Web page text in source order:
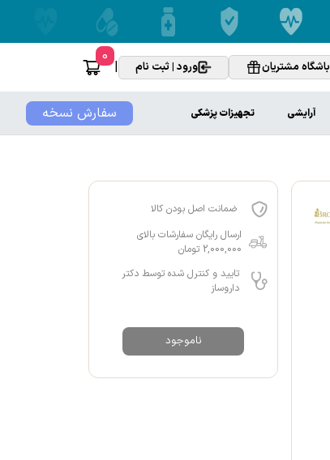
باشگاه مشتریان ورود | ثبت نام |
0
سفارش نسخه آرایشی تجهیزات پزشکی
ضمانت اصل بودن کالا
ارسال رایگان سفارشات بالای
2,000,000 تومان
تایید و کنترل شده توسط دکتر
داروساز
ناموجود